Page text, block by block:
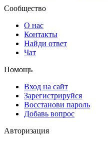
Сообщество
О нас
Контакты
Найди ответ
Чат
Помощь
Вход на сайт
Зарегистрируйся
Восстанови пароль
Добавь вопрос
Авторизация